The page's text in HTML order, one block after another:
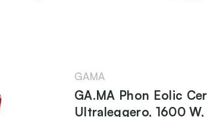
GAMA
GA.MA Phon Eolic
Ultraleggero, 1600